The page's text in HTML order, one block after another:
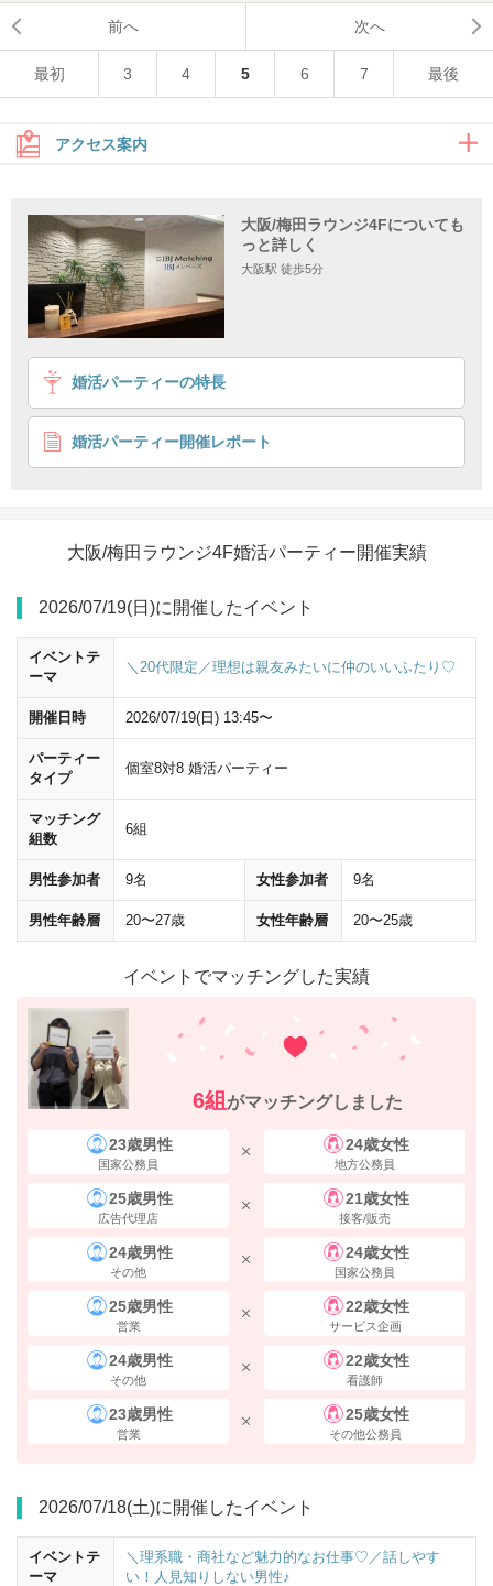
前へ 次へ
最初 3 4 5 6 7 最後
アクセス案内
西梅田駅からのアクセス
桜橋口改札を出て、右に曲がってください。
エキドンキや駅マルシェ
がございます。 正面にある横断歩道の
大阪/梅田ラウンジ4Fについても
っと詳しく
大阪駅 徒歩5分
婚活パーティーの特長
婚活パーティー開催レポート
大阪/梅田ラウンジ4F婚活パーティー開催実績
2026/07/19(日)に開催したイベント
イベントテ
ーマ
＼20代限定／理想は親友みたいに仲のいいふたり♡
開催日時 2026/07/19(日) 13:45〜
パーティー
タイプ
個室8対8 婚活パーティー
マッチング
組数
6組
男性参加者 9名 女性参加者 9名
男性年齢層 20〜27歳 女性年齢層 20〜25歳
イベントでマッチングした実績
6組がマッチングしました
23歳男性
国家公務員
24歳女性
地方公務員
25歳男性
広告代理店
21歳女性
接客/販売
24歳男性
その他
24歳女性
国家公務員
25歳男性
営業
22歳女性
サービス企画
24歳男性
その他
22歳女性
看護師
23歳男性
営業
25歳女性
その他公務員
2026/07/18(土)に開催したイベント
イベントテ
ーマ
＼理系職・商社など魅力的なお仕事♡／話しやす
い！人見知りしない男性♪